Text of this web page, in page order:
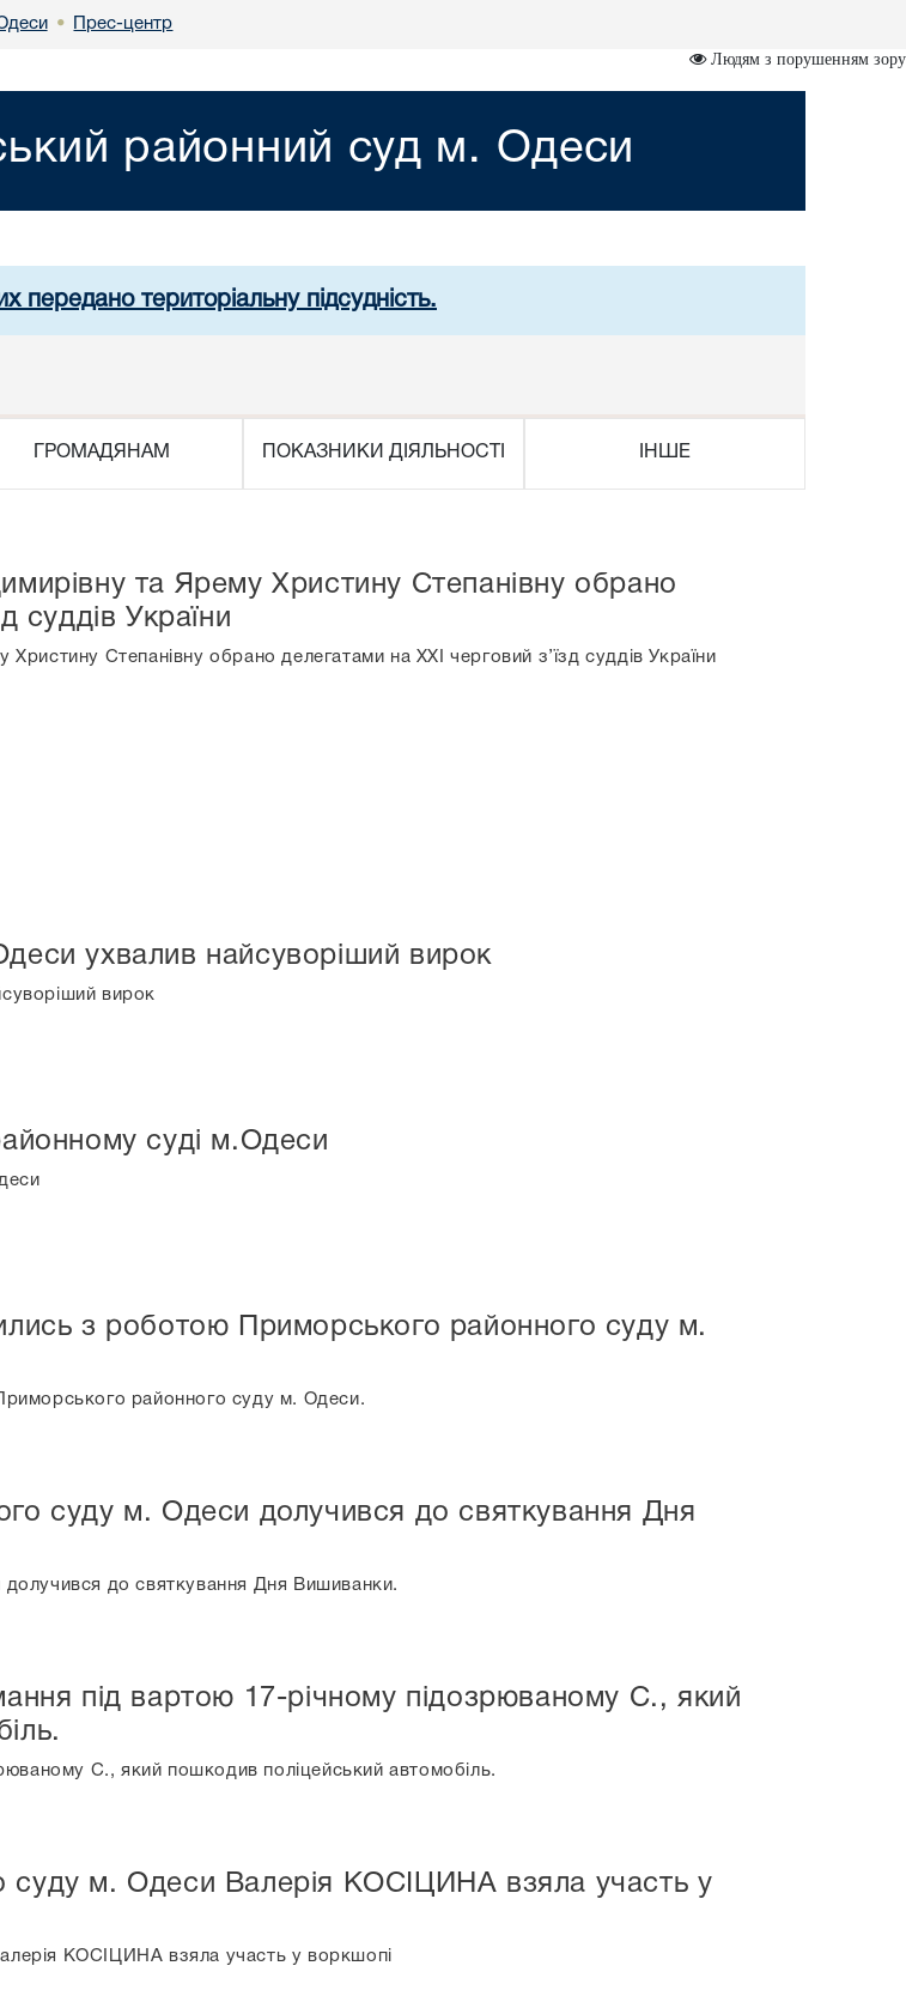
• Прес-центр
Людям з порушенням зору
районний суд м. Одеси
передано територіальну підсудність.
ГРОМАДЯНАМ ПОКАЗНИКИ ДІЯЛЬНОСТІ ІНШЕ
та Ярему Христину Степанівну обрано
суддів України
Степанівну обрано делегатами на ХХІ черговий з’їзд суддів України
ухвалив найсуворіший вирок
вирок
суді м.Одеси
з роботою Приморського районного суду м.
районного суду м. Одеси.
суду м. Одеси долучився до святкування Дня
до святкування Дня Вишиванки.
під вартою 17-річному підозрюваному С., який
С., який пошкодив поліцейський автомобіль.
суду м. Одеси Валерія КОСІЦИНА взяла участь у
КОСІЦИНА взяла участь у воркшопі